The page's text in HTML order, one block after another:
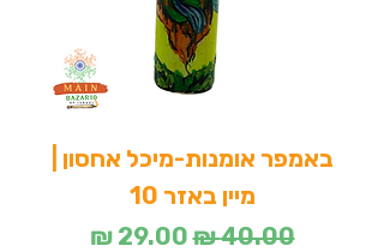
באמפר אומנות-מיכל אחסון |
מיין באזר 10
מחיר רגיל‏40.00 ‏₪ מחיר מבצע